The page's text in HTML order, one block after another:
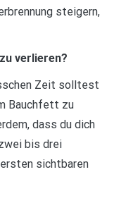
steigern,
verlieren?
Zeit solltest
Bauchfett zu
dass du dich
bis drei
sichtbaren